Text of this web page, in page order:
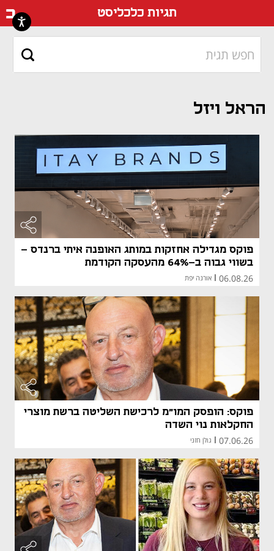
תגיות כלכליסט
הראל ויזל
פוקס מגדילה אחזקות במותג האופנה איתי ברנדס -
בשווי גבוה ב-64% מהעסקה הקודמת
06.08.26 אורנה יפת
פוקס: הופסק המו"מ לרכישת השליטה ברשת מוצרי
החקלאות נוי השדה
07.06.26 גולן חזני